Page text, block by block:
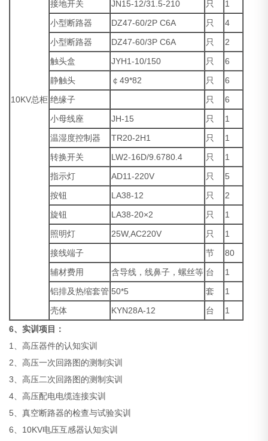
10KV总柜
接地开关 JN15-12/31.5-210 只
1
小型断路器
DZ47-60/2P C6A 只
4
小型断路器
DZ47-60/3P C6A 只
2
触头盒
JYH1-10/150 只
6
静触头
￠49*82 只
6
绝缘子
只
6
小母线座
JH-15 只
1
温湿度控制器
TR20-2H1 只
1
转换开关
LW2-16D/9.6780.4 只
1
指示灯
AD11-220V 只
5
按钮
LA38-12 只
2
旋钮
LA38-20×2 只
1
照明灯
25W,AC220V 只
1
接线端子
节
80
辅材费用
含导线，线鼻子，螺丝等 台
1
铝排及热缩套管 50*5 套
1
壳体
KYN28A-12 台
1
6、实训项目：
1、高压器件的认知实训
2、高压一次回路图的测制实训
3、高压二次回路图的测制实训
4、高压配电电缆连接实训
5、真空断路器的检查与试验实训
6、10KV电压互感器认知实训